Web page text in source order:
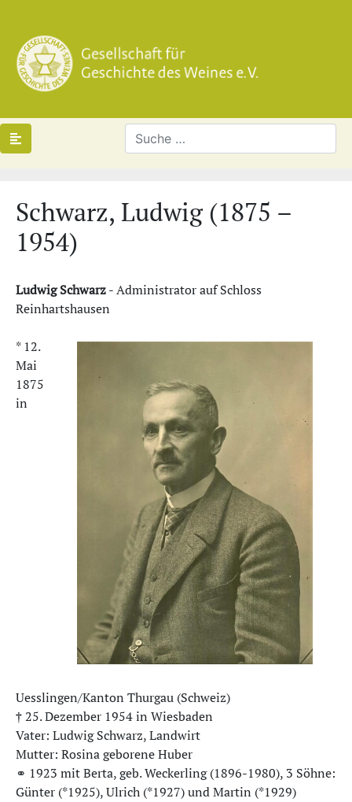
Schwarz, Ludwig (1875 –
1954)
Ludwig Schwarz- Administrator auf Schloss
Reinhartshausen
* 12.
Mai
1875
in
Uesslingen/Kanton Thurgau (Schweiz)
† 25. Dezember 1954 in Wiesbaden
Vater: Ludwig Schwarz, Landwirt
Mutter: Rosina geborene Huber
⚭ 1923 mit Berta, geb. Weckerling (1896-1980), 3 Söhne:
Günter (*1925), Ulrich (*1927) und Martin (*1929)